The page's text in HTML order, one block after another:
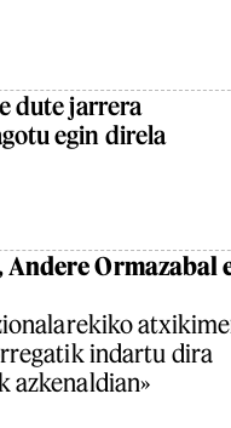
dute jarrera
egin direla
Ormazabal
indartu dira
azkenaldian»